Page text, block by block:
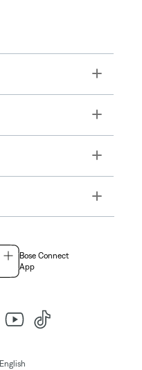
Toggle
Toggle
Toggle
Toggle
Bose Connect
App
English